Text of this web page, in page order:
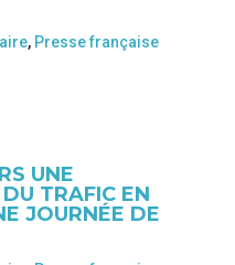
, Presse française
UNE
TRAFIC EN
JOURNÉE DE